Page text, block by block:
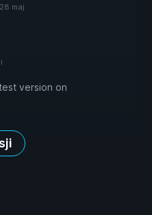
28 maj
version on